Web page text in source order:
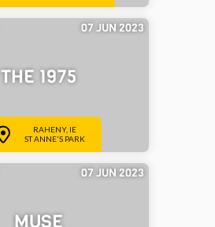
07 JUN 2023
THE 1975
RAHENY, IE
ST ANNE'S PARK
07 JUN 2023
MUSE